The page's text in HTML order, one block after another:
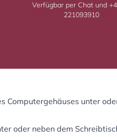
Verfügbar per Chat und
221093910
unter
oder neben dem